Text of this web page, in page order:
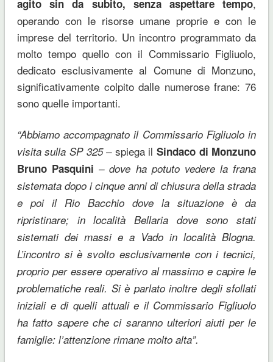
agito sin da subito, senza aspettare tempo,
operando con le risorse umane proprie e con le
imprese del territorio. Un incontro programmato da
molto tempo quello con il Commissario Figliuolo,
dedicato esclusivamente al Comune di Monzuno,
significativamente colpito dalle numerose frane: 76
sono quelle importanti.
“Abbiamo accompagnato il Commissario Figliuolo in
visita sulla SP 325 – spiega il Sindaco di Monzuno
Bruno Pasquini– dove ha potuto vedere la frana
sistemata dopo i cinque anni di chiusura della strada
e poi il Rio Bacchio dove la situazione è da
ripristinare; in località Bellaria dove sono stati
sistemati dei massi e a Vado in località Blogna.
L’incontro si è svolto esclusivamente con i tecnici,
proprio per essere operativo al massimo e capire le
problematiche reali. Si è parlato inoltre degli sfollati
iniziali e di quelli attuali e il Commissario Figliuolo
ha fatto sapere che ci saranno ulteriori aiuti per le
famiglie: l’attenzione rimane molto alta”.